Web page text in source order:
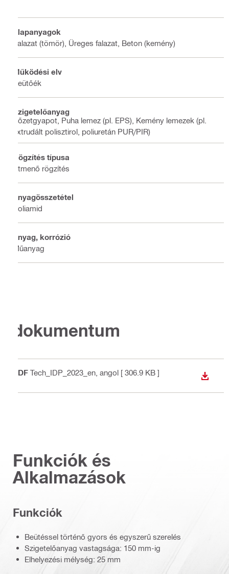
Alapanyagok
Falazat (tömör), Üreges falazat, Beton (kemény)
Működési elv
Beütőék
Szigetelőanyag
Kőzetgyapot, Puha lemez (pl. EPS), Kemény lemezek (pl.
extrudált polisztirol, poliuretán PUR/PIR)
Rögzítés típusa
Átmenő rögzítés
Anyagösszetétel
Poliamid
Anyag, korrózió
Műanyag
dokumentum
PDF Tech_IDP_2023_en , angol [ 306.9 KB ]
Funkciók és
Alkalmazások
Funkciók
Beütéssel történő gyors és egyszerű szerelés
Szigetelőanyag vastagsága: 150 mm-ig
Elhelyezési mélység: 25 mm